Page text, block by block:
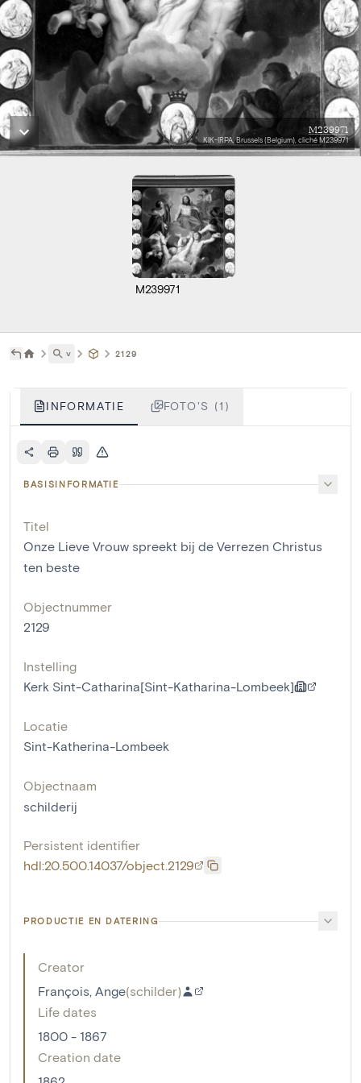
M239971
KIK-IRPA, Brussels (Belgium), cliché M239971
M239971
˅ 2129
INFORMATIE FOTO'S (1)
BASISINFORMATIE
Titel
Onze Lieve Vrouw spreekt bij de Verrezen Christus
ten beste
Objectnummer
2129
Instelling
Kerk Sint-Catharina[Sint-Katharina-Lombeek]
Locatie
Sint-Katherina-Lombeek
Objectnaam
schilderij
Persistent identifier
hdl:20.500.14037/object.2129
PRODUCTIE EN DATERING
Creator
François, Ange(schilder)
Life dates
1800 - 1867
Creation date